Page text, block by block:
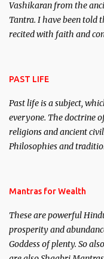
Vashikaran from the
Tantra. I have been
recited with faith and
PAST LIFE
Past life is a subject,
everyone. The doctrine
religions and ancient
Philosophies and
published. Certain real
here, Historical
clear the air of mystery
We will strive as far as
Mantras for Wealth
These are powerful
prosperity and
Goddess of plenty. So